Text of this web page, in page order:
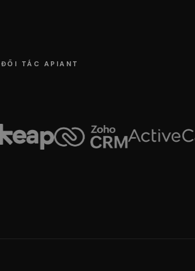
ĐỐI TÁC APIANT